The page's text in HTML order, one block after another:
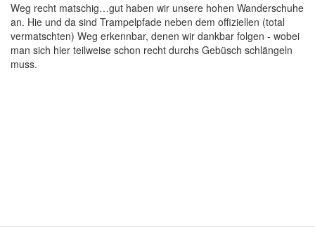
Weg recht matschig…gut haben wir unsere hohen Wanderschuhe
an. Hie und da sind Trampelpfade neben dem offiziellen (total
vermatschten) Weg erkennbar, denen wir dankbar folgen - wobei
man sich hier teilweise schon recht durchs Gebüsch schlängeln
muss.